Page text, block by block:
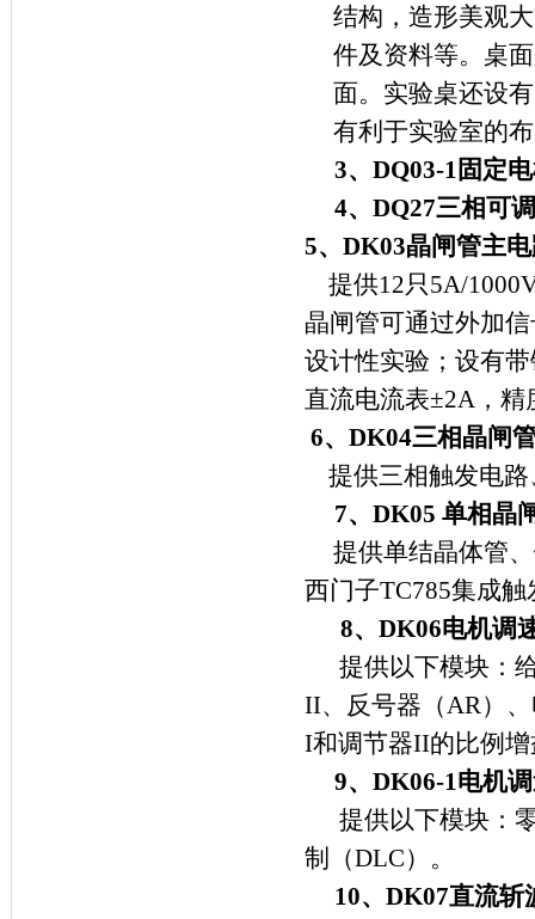
结构，造形美观
件及资料等。桌
面。实验桌还设
有利于实验室的
3、 DQ03-1 固定
4、 DQ27三相可
5、 DK03晶闸管主
提供12只5A/
晶闸管可通过外加
设计性实验；设有
直流电流表±2A ，精
6、 DK04三相晶闸
提供三相触发电
7、 DK05 单相晶
提供单结晶体管
西门子TC785集成触
8、 DK06电机调
提供以下模块：
II、反号器（AR）
I和调节器II的比例
9、 DK06-1电机
提供以下模块：
制（DLC）。
10、 DK07直流斩